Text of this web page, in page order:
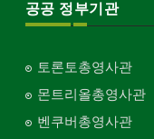
공공 정부기관
토론토총영사관
몬트리올총영사관
벤쿠버총영사관